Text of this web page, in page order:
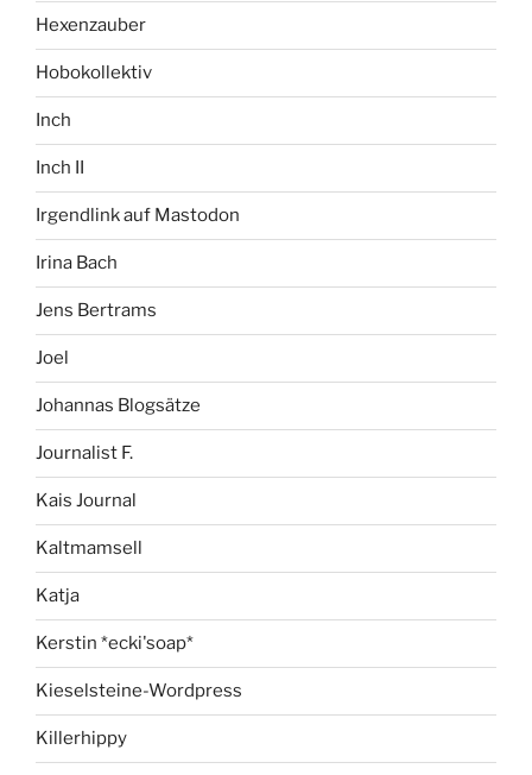
Hexenzauber
Hobokollektiv
Inch
Inch II
Irgendlink auf Mastodon
Irina Bach
Jens Bertrams
Joel
Johannas Blogsätze
Journalist F.
Kais Journal
Kaltmamsell
Katja
Kerstin *ecki'soap*
Kieselsteine-Wordpress
Killerhippy